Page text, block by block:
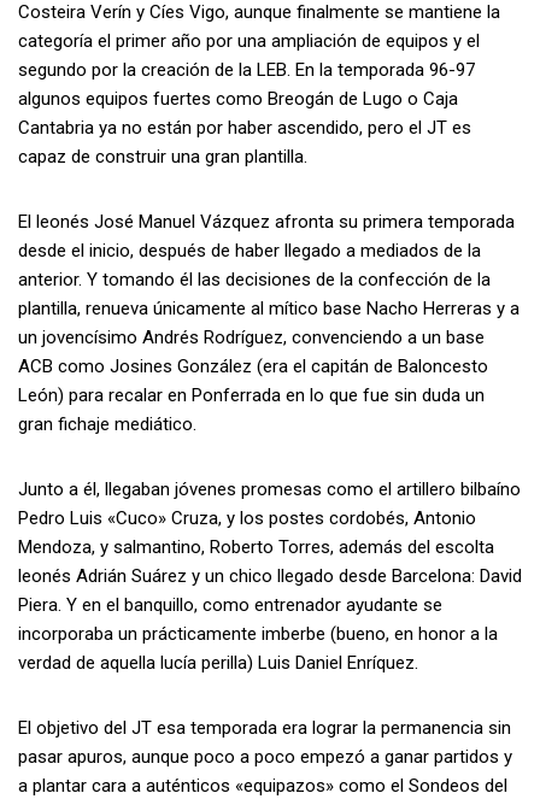
Costeira Verín y Cíes Vigo, aunque finalmente se mantiene la
categoría el primer año por una ampliación de equipos y el
segundo por la creación de la LEB. En la temporada 96-97
algunos equipos fuertes como Breogán de Lugo o Caja
Cantabria ya no están por haber ascendido, pero el JT es
capaz de construir una gran plantilla.
El leonés José Manuel Vázquez afronta su primera temporada
desde el inicio, después de haber llegado a mediados de la
anterior. Y tomando él las decisiones de la confección de la
plantilla, renueva únicamente al mítico base Nacho Herreras y a
un jovencísimo Andrés Rodríguez, convenciendo a un base
ACB como Josines González (era el capitán de Baloncesto
León) para recalar en Ponferrada en lo que fue sin duda un
gran fichaje mediático.
Junto a él, llegaban jóvenes promesas como el artillero bilbaíno
Pedro Luis «Cuco» Cruza, y los postes cordobés, Antonio
Mendoza, y salmantino, Roberto Torres, además del escolta
leonés Adrián Suárez y un chico llegado desde Barcelona: David
Piera. Y en el banquillo, como entrenador ayudante se
incorporaba un prácticamente imberbe (bueno, en honor a la
verdad de aquella lucía perilla) Luis Daniel Enríquez.
El objetivo del JT esa temporada era lograr la permanencia sin
pasar apuros, aunque poco a poco empezó a ganar partidos y
a plantar cara a auténticos «equipazos» como el Sondeos del